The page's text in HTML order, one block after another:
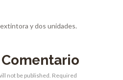
y dos unidades.
not be published. Required